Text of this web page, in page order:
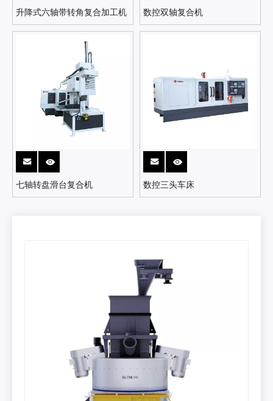
升降式六轴带转角复合加工机 数控双轴复合机
七轴转盘滑台复合机 数控三头车床